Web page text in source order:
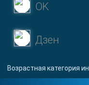
OK
Дзен
Возрастная категория